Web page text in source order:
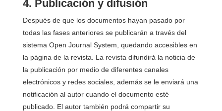
4. Publicación y difusión
Después de que los documentos hayan pasado por
todas las fases anteriores se publicarán a través del
sistema Open Journal System, quedando accesibles en
la página de la revista. La revista difundirá la noticia de
la publicación por medio de diferentes canales
electrónicos y redes sociales, además se le enviará una
notificación al autor cuando el documento esté
publicado. El autor también podrá compartir su